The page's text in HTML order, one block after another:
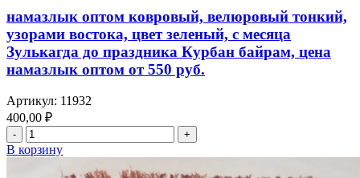
руб.
тонкий,
узорами
востока,
с
месяца
до
праздника
Курбан
байрам,
цена
намазлык
намазлык оптом ковровый, велюровый тонкий,
узорами востока, цвет зеленый, с месяца
Зулькагда до праздника Курбан байрам, цена
намазлык оптом от 550 руб.
Артикул: 11932
400,00 ₽
Количество
товара
намазлык
В корзину